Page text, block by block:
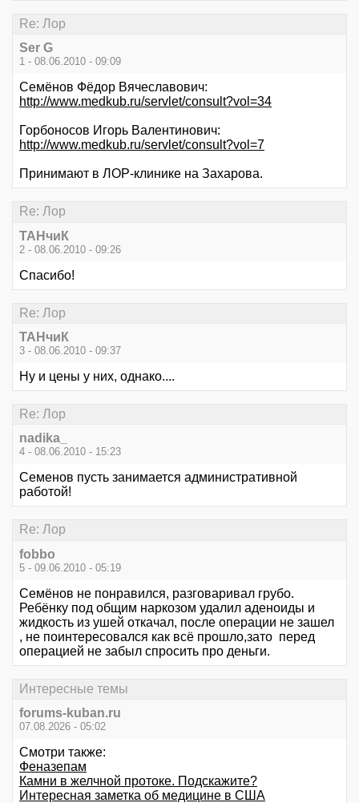
Re: Лор
Ser G
1 - 08.06.2010 - 09:09
Семёнов Фёдор Вячеславович:
http://www.medkub.ru/servlet/consult?vol=34
Горбоносов Игорь Валентинович:
http://www.medkub.ru/servlet/consult?vol=7
Принимают в ЛОР-клинике на Захарова.
Re: Лор
ТАНчиК
2 - 08.06.2010 - 09:26
Спасибо!
Re: Лор
ТАНчиК
3 - 08.06.2010 - 09:37
Ну и цены у них, однако....
Re: Лор
nadika_
4 - 08.06.2010 - 15:23
Семенов пусть занимается административной
работой!
Re: Лор
fobbo
5 - 09.06.2010 - 05:19
Семёнов не понравился, разговаривал грубо.
Ребёнку под общим наркозом удалил аденоиды и
жидкость из ушей откачал, после операции не зашел
, не поинтересовался как всё прошло,зато перед
операцией не забыл спросить про деньги.
Интересные темы
forums-kuban.ru
07.08.2026 - 05:02
Смотри также:
Феназепам
Камни в желчной протоке. Подскажите?
Интересная заметка об медицине в США